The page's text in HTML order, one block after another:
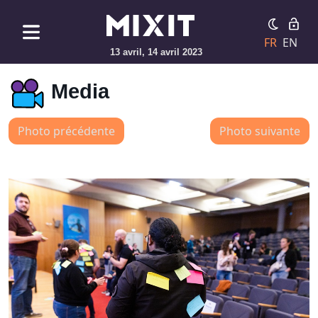
13 avril, 14 avril 2023
FR EN
Media
Photo précédente Photo suivante